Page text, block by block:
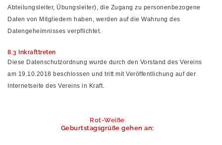
Abteilungsleiter, Übungsleiter), die Zugang zu personenbezogene
Daten von Mitgliedern haben, werden auf die Wahrung des
Datengeheimnisses verpflichtet.
8.3 Inkrafttreten
Diese Datenschutzordnung wurde durch den Vorstand des Vereins
am 19.10.2018 beschlossen und tritt mit Veröffentlichung auf der
Internetseite des Vereins in Kraft.
Rot-Weiße
Geburtstagsgrüße gehen an: